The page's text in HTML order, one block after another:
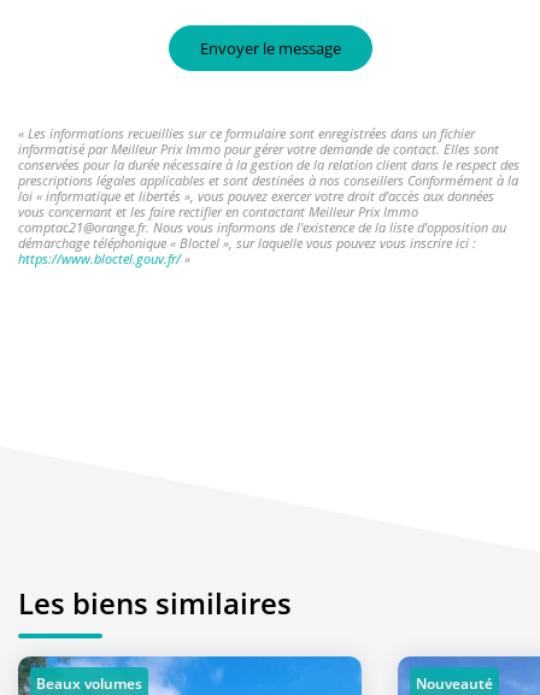
Envoyer le message
« Les informations recueillies sur ce formulaire sont enregistrées dans un fichier
informatisé par Meilleur Prix Immo pour gérer votre demande de contact. Elles sont
conservées pour la durée nécessaire à la gestion de la relation client dans le respect des
prescriptions légales applicables et sont destinées à nos conseillers Conformément à la
loi « informatique et libertés », vous pouvez exercer votre droit d'accès aux données
vous concernant et les faire rectifier en contactant Meilleur Prix Immo
comptac21@orange.fr. Nous vous informons de l'existence de la liste d'opposition au
démarchage téléphonique « Bloctel », sur laquelle vous pouvez vous inscrire ici :
https://www.bloctel.gouv.fr/»
Les biens similaires
Beaux volumes Nouveauté